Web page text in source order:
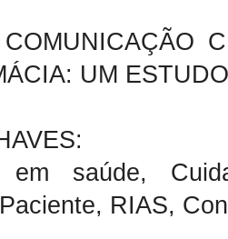
UM
em saúde,
RIAS,